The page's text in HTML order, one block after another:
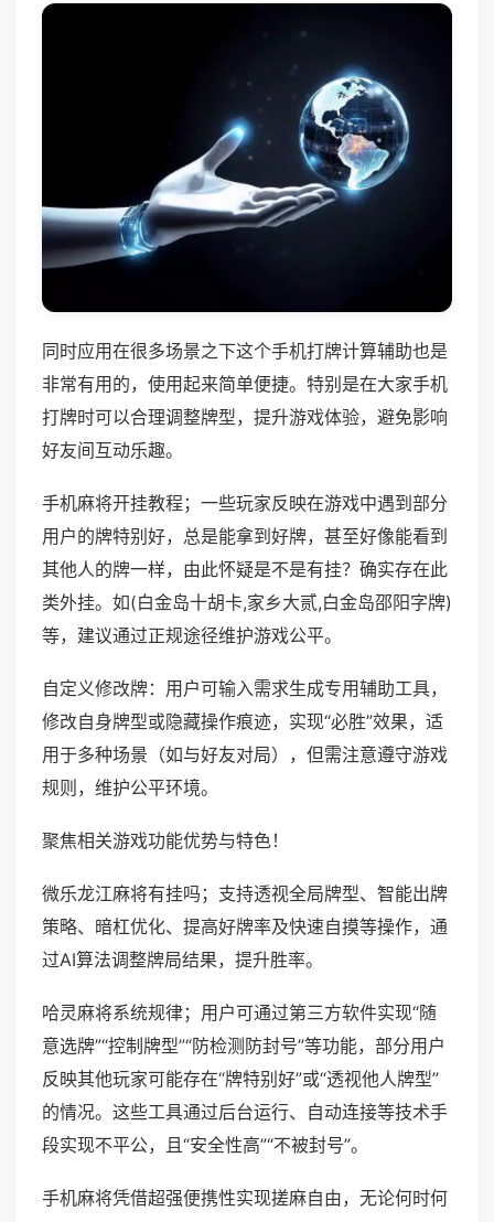
同时应用在很多场景之下这个手机打牌计算辅助也是
非常有用的，使用起来简单便捷。特别是在大家手机
打牌时可以合理调整牌型，提升游戏体验，避免影响
好友间互动乐趣。
手机麻将开挂教程；一些玩家反映在游戏中遇到部分
用户的牌特别好，总是能拿到好牌，甚至好像能看到
其他人的牌一样，由此怀疑是不是有挂？确实存在此
类外挂。如(白金岛十胡卡,家乡大贰,白金岛邵阳字牌)
等，建议通过正规途径维护游戏公平。
自定义修改牌：用户可输入需求生成专用辅助工具，
修改自身牌型或隐藏操作痕迹，实现“必胜”效果，适
用于多种场景（如与好友对局），但需注意遵守游戏
规则，维护公平环境。
聚焦相关游戏功能优势与特色！
微乐龙江麻将有挂吗；支持透视全局牌型、智能出牌
策略、暗杠优化、提高好牌率及快速自摸等操作，通
过AI算法调整牌局结果，提升胜率。
哈灵麻将系统规律；用户可通过第三方软件实现“随
意选牌”“控制牌型”“防检测防封号”等功能，部分用户
反映其他玩家可能存在“牌特别好”或“透视他人牌型”
的情况。这些工具通过后台运行、自动连接等技术手
段实现不平公，且“安全性高”“不被封号”。
手机麻将凭借超强便携性实现搓麻自由，无论何时何